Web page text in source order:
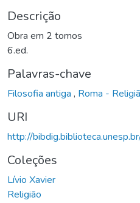
Descrição
Obra em 2 tomos
6.ed.
Palavras-chave
Filosofia antiga , Roma -
URI
http://
Coleções
Lívio Xavier
Religião